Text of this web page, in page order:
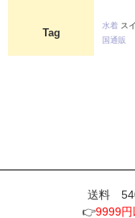
Tag
水着 ス
国通販
送料
👉9999円